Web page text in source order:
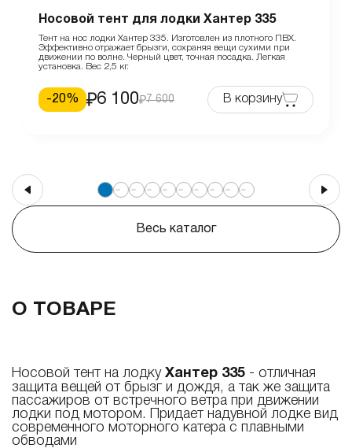
Носовой тент для лодки Хантер 335
Тент на нос лодки Хантер 335. Изготовлен из плотного ПВХ.
Эффективно отражает брызги, сохраняя вещи сухими при
движении по волне. Черный цвет, точная посадка. Легкая
установка. Вес 2,5 кг.
-20% 6 100 7 600 В корзину
Весь каталог
О ТОВАРЕ
Носовой тент на лодку Хантер 335 - отличная
защита вещей от брызг и дождя, а так же защита
пассажиров от встречного ветра при движении
лодки под мотором. Придает надувной лодке вид
современного моторного катера с плавными
обводами